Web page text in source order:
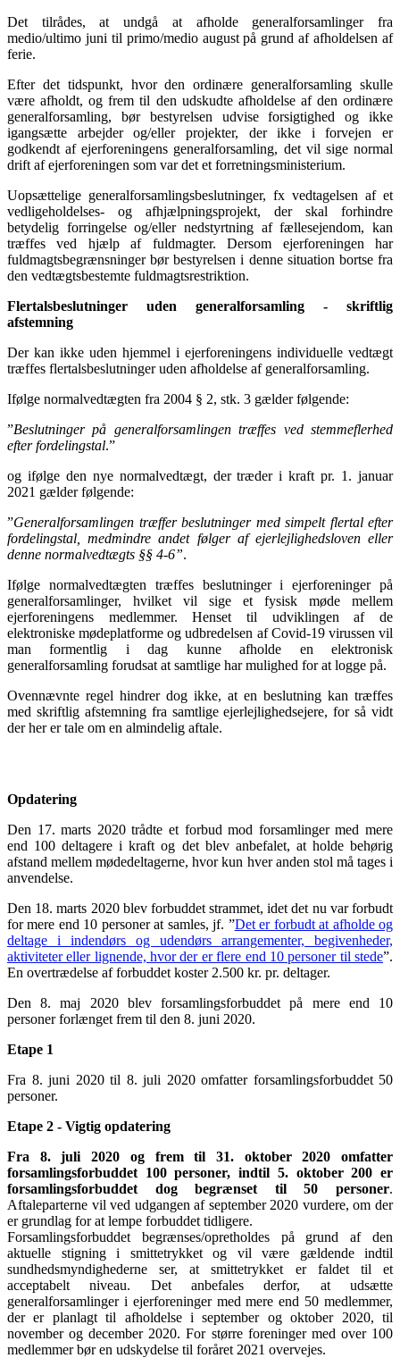
Det tilrådes, at undgå at afholde generalforsamlinger fra
medio/ultimo juni til primo/medio august på grund af afholdelsen af
ferie.
Efter det tidspunkt, hvor den ordinære generalforsamling skulle
være afholdt, og frem til den udskudte afholdelse af den ordinære
generalforsamling, bør bestyrelsen udvise forsigtighed og ikke
igangsætte arbejder og/eller projekter, der ikke i forvejen er
godkendt af ejerforeningens generalforsamling, det vil sige normal
drift af ejerforeningen som var det et forretningsministerium.
Uopsættelige generalforsamlingsbeslutninger, fx vedtagelsen af et
vedligeholdelses- og afhjælpningsprojekt, der skal forhindre
betydelig forringelse og/eller nedstyrtning af fællesejendom, kan
træffes ved hjælp af fuldmagter. Dersom ejerforeningen har
fuldmagtsbegrænsninger bør bestyrelsen i denne situation bortse fra
den vedtægtsbestemte fuldmagtsrestriktion.
Flertalsbeslutninger uden generalforsamling - skriftlig
afstemning
Der kan ikke uden hjemmel i ejerforeningens individuelle vedtægt
træffes flertalsbeslutninger uden afholdelse af generalforsamling.
Ifølge normalvedtægten fra 2004 § 2, stk. 3 gælder følgende:
”Beslutninger på generalforsamlingen træffes ved stemmeflerhed
efter fordelingstal.”
og ifølge den nye normalvedtægt, der træder i kraft pr. 1. januar
2021 gælder følgende:
”Generalforsamlingen træffer beslutninger med simpelt flertal efter
fordelingstal, medmindre andet følger af ejerlejlighedsloven eller
denne normalvedtægts §§ 4-6”.
Ifølge normalvedtægten træffes beslutninger i ejerforeninger på
generalforsamlinger, hvilket vil sige et fysisk møde mellem
ejerforeningens medlemmer. Henset til udviklingen af de
elektroniske mødeplatforme og udbredelsen af Covid-19 virussen vil
man formentlig i dag kunne afholde en elektronisk
generalforsamling forudsat at samtlige har mulighed for at logge på.
Ovennævnte regel hindrer dog ikke, at en beslutning kan træffes
med skriftlig afstemning fra samtlige ejerlejlighedsejere, for så vidt
der her er tale om en almindelig aftale.
Opdatering
Den 17. marts 2020 trådte et forbud mod forsamlinger med mere
end 100 deltagere i kraft og det blev anbefalet, at holde behørig
afstand mellem mødedeltagerne, hvor kun hver anden stol må tages i
anvendelse.
Den 18. marts 2020 blev forbuddet strammet, idet det nu var forbudt
for mere end 10 personer at samles, jf. ”Det er forbudt at afholde og
deltage i indendørs og udendørs arrangementer, begivenheder,
aktiviteter eller lignende, hvor der er flere end 10 personer til stede”.
En overtrædelse af forbuddet koster 2.500 kr. pr. deltager.
Den 8. maj 2020 blev forsamlingsforbuddet på mere end 10
personer forlænget frem til den 8. juni 2020.
Etape 1
Fra 8. juni 2020 til 8. juli 2020 omfatter forsamlingsforbuddet 50
personer.
Etape 2 - Vigtig opdatering
Fra 8. juli 2020 og frem til 31. oktober 2020 omfatter
forsamlingsforbuddet 100 personer, indtil 5. oktober 200 er
forsamlingsforbuddet dog begrænset til 50 personer.
Aftaleparterne vil ved udgangen af september 2020 vurdere, om der
er grundlag for at lempe forbuddet tidligere.
Forsamlingsforbuddet begrænses/opretholdes på grund af den
aktuelle stigning i smittetrykket og vil være gældende indtil
sundhedsmyndighederne ser, at smittetrykket er faldet til et
acceptabelt niveau. Det anbefales derfor, at udsætte
generalforsamlinger i ejerforeninger med mere end 50 medlemmer,
der er planlagt til afholdelse i september og oktober 2020, til
november og december 2020. For større foreninger med over 100
medlemmer bør en udskydelse til foråret 2021 overvejes.